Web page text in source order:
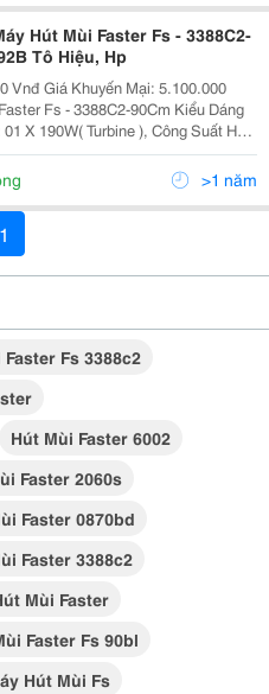
Hút Mùi Faster Fs - 3388C2-
Tô Hiệu, Hp
5.100.000
>1 năm
1
Fs 3388c2
Hút Mùi Faster 6002
Faster 2060s
Faster 0870bd
Faster 3388c2
Mùi Faster
Faster Fs 90bl
Hút Mùi Fs